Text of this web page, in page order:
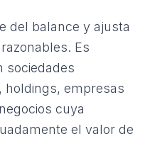
del balance y ajusta
Es
sociedades
holdings, empresas
cuya
el valor de